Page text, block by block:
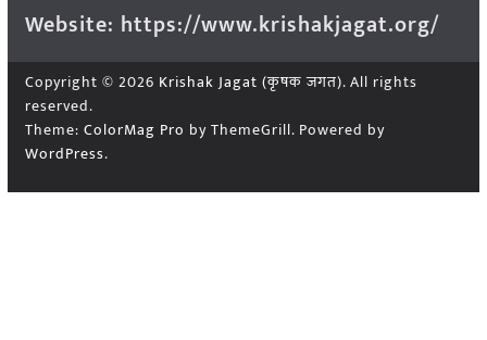
Website: https://www.krishakjagat.org/
Copyright © 2026 Krishak Jagat (कृषक जगत). All rights
reserved.
Theme: ColorMag Pro by ThemeGrill. Powered by
WordPress.